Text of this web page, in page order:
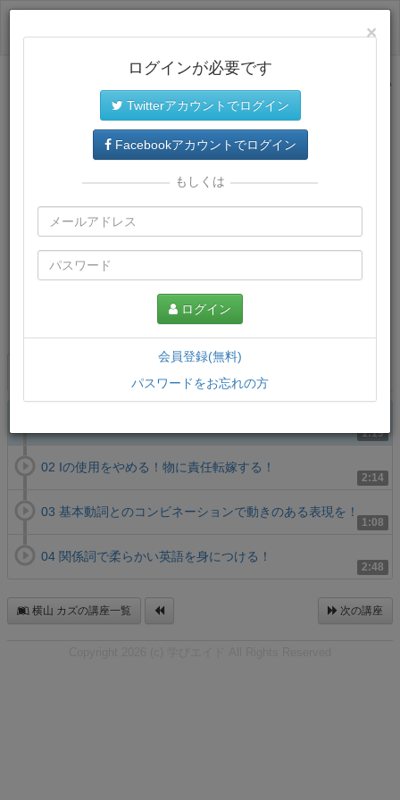
サイトトップに戻る
1:19
2:14
02 Iの使用をやめる！物に責任転嫁する！
1:08
03 基本動詞とのコンビネーションで動きのある表現を！
2:48
04 関係詞で柔らかい英語を身につける！
横山 カズの講座一覧 次の講座
×
ログインが必要です
Twitterアカウントでログイン
Facebookアカウントでログイン
もしくは
ログイン
会員登録(無料)
パスワードをお忘れの方